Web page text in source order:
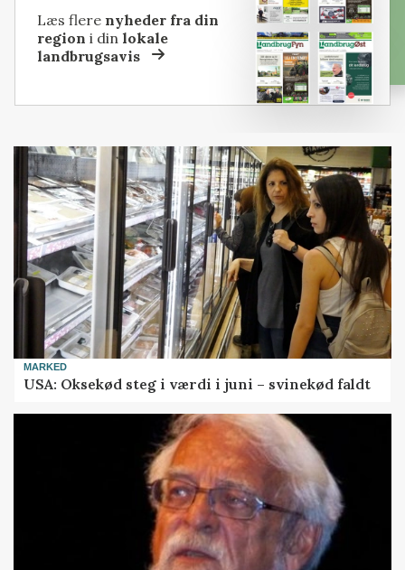
Læs flere nyheder fra din
region i dinlokale
landbrugsavis
MARKED
USA: Oksekød steg i værdi i juni – svinekød faldt